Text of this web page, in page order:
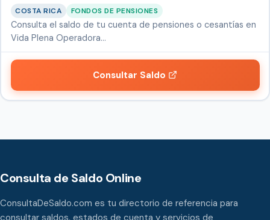
COSTA RICA FONDOS DE PENSIONES
Consulta el saldo de tu cuenta de pensiones o cesantías en
Vida Plena Operadora…
Consultar Saldo
Consulta de Saldo Online
ConsultaDeSaldo.com es tu directorio de referencia para